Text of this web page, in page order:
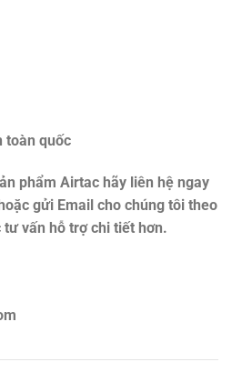
toàn quốc
phẩm Airtac hãy liên hệ ngay
gửi Email cho chúng tôi theo
vấn hỗ trợ chi tiết hơn.